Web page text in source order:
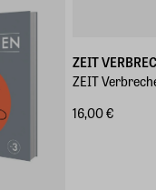
ZEIT
ZEIT
16,00 €